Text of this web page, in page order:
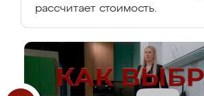
рассчитает стоимость.